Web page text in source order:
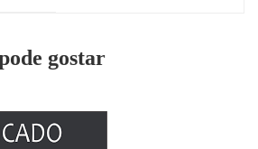
gostar